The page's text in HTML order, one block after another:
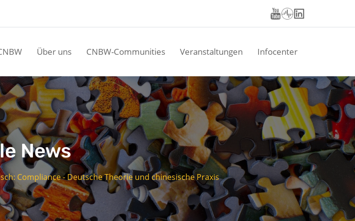
Über uns CNBW-Communities Veranstaltungen Infocenter
News
Compliance - Deutsche Theorie und chinesische Praxis